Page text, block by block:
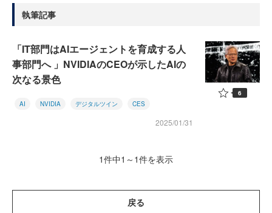
執筆記事
「IT部門はAIエージェントを育成する人
事部門へ 」NVIDIAのCEOが示したAIの
次なる景色
AI NVIDIA デジタルツイン CES
2025/01/31
6
1件中1～1件を表示
戻る